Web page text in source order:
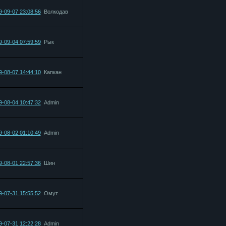
09-07 23:08:56 Bолкодав
09-04 07:59:59 Рык
08-07 14:44:10 Капкан
08-04 10:47:32 Admin
08-02 01:10:49 Admin
08-01 22:57:36 Шин
07-31 15:55:52 Омут
07-31 12:22:28 Admin